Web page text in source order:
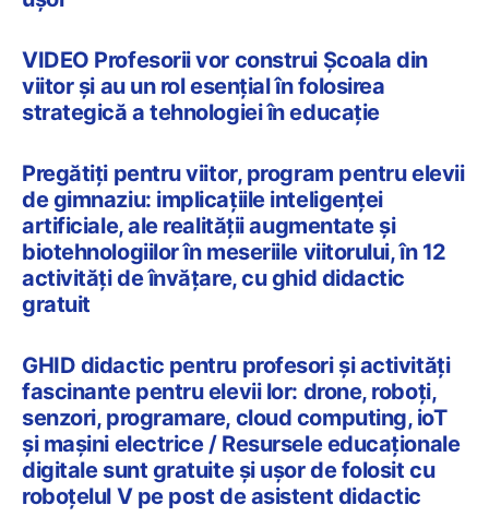
VIDEO Profesorii vor construi Școala din
viitor și au un rol esențial în folosirea
strategică a tehnologiei în educație
Pregătiți pentru viitor, program pentru elevii
de gimnaziu: implicațiile inteligenței
artificiale, ale realității augmentate și
biotehnologiilor în meseriile viitorului, în 12
activități de învățare, cu ghid didactic
gratuit
GHID didactic pentru profesori și activități
fascinante pentru elevii lor: drone, roboți,
senzori, programare, cloud computing, ioT
și mașini electrice / Resursele educaționale
digitale sunt gratuite și ușor de folosit cu
roboțelul V pe post de asistent didactic